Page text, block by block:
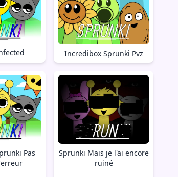
Incredibox Sprunki Pvz
Pas
Sprunki Mais je l'ai encore
ruiné